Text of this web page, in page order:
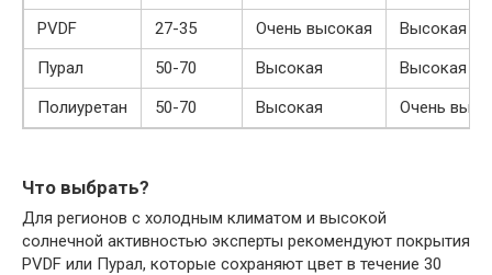
PVDF
27-35 Очень высокая
Высокая
Пурал
50-70 Высокая
Высокая
Полиуретан
50-70 Высокая Очень
Что выбрать?
Для регионов с холодным климатом и высокой
солнечной активностью эксперты рекомендуют покрытия
PVDF или Пурал, которые сохраняют цвет в течение 30